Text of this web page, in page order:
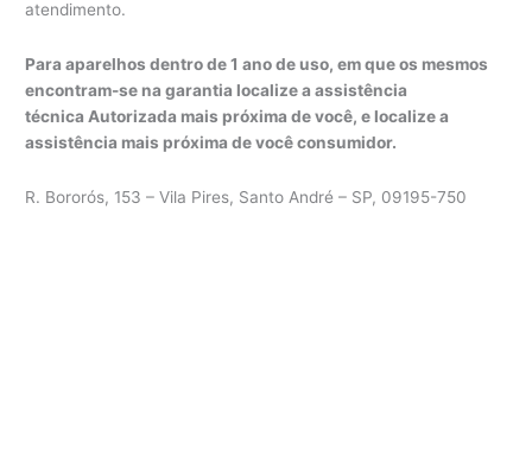
atendimento.
Para aparelhos dentro de 1 ano de uso, em que os mesmos
encontram-se na garantia localize a assistência
técnica Autorizada mais próxima de você, e localize a
assistência mais próxima de você consumidor.
R. Bororós, 153 – Vila Pires, Santo André – SP, 09195-750